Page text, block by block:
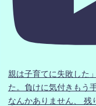
親は子育てに失敗した
た。負けに気付きもう
なんかありません、 残